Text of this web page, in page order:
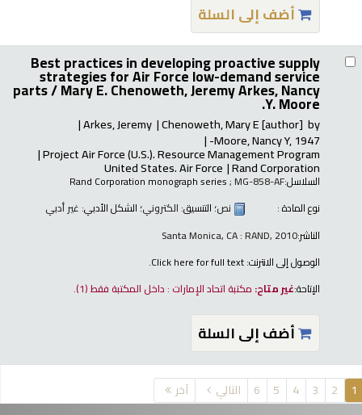
أضف إلى السلة
Best practices in developing proactive supply
strategies for Air Force low-demand service
parts /Mary E. Chenoweth, Jeremy Arkes, Nancy
Y. Moore.
by
Chenoweth, Mary E[author]
Arkes, Jeremy
Moore, Nancy Y, 1947-
Project Air Force (U.S.). Resource Management Program
Rand Corporation
United States. Air Force
السلاسل: Rand Corporation monograph series; MG-858-AF
نوع المادة :
نص؛ التنسيق: الكتروني؛ الشكل الأدبي: غير أدبي
الناشر:Santa Monica, CA : RAND, 2010
الوصول إلى الانترنت:Click here for full text.
الإتاحة:غير متاح: مكتبة اتحاد الإمارات : داخل المكتبة فقط(1).
أضف إلى السلة
1
2
3
4
5
6 التالي آخر